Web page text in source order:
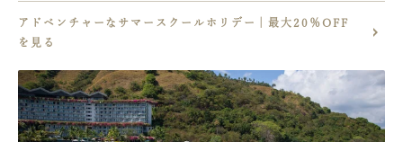
迫力あるコモドドラゴンを自然のままの姿で目の前にするガイド
透き通ったピンクビーチの海でのシュノーケリングなど、
多彩な体験をご用意。
色とりどりのサンゴ礁や鮮やかな海洋生物に出会える、
ご滞在中2名様分のラコ タカ号によるグラスボトムボート体験
カヤック、シュノーケリング、
ボートトリップなどのさまざまなリゾートアクティビティの10
％割引
アドベンチャーなサマースクールホリデー｜最大20％OFF
を見る